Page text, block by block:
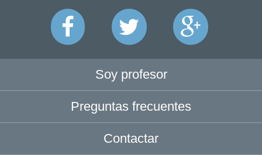
Soy profesor
Preguntas frecuentes
Contactar